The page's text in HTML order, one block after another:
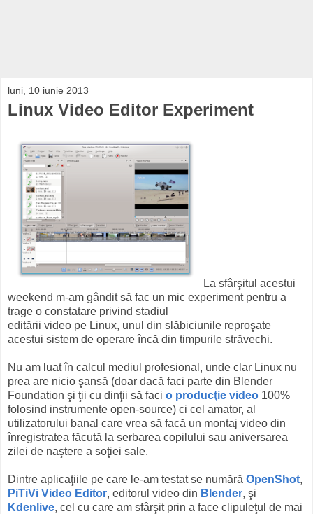
luni, 10 iunie 2013
Linux Video Editor Experiment
La sfârşitul acestui
weekend m-am gândit să fac un mic experiment pentru a
trage o constatare privind stadiul
editării video pe Linux, unul din slăbiciunile reproşate
acestui sistem de operare încă din timpurile străvechi.
Nu am luat în calcul mediul profesional, unde clar Linux nu
prea are nicio şansă (doar dacă faci parte din Blender
Foundation şi ţii cu dinţii să faci o producţie video 100%
folosind instrumente open-source) ci cel amator, al
utilizatorului banal care vrea să facă un montaj video din
înregistratea făcută la serbarea copilului sau aniversarea
zilei de naştere a soţiei sale.
Dintre aplicaţiile pe care le-am testat se numără OpenShot,
PiTiVi Video Editor, editorul video din Blender, şi
Kdenlive, cel cu care am sfârşit prin a face clipuleţul de mai